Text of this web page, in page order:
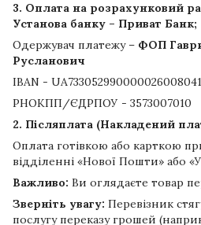
3. Оплата на розрахунковий
Установа банку – Приват Банк;
Одержувач платежу – ФОП
Русланович
IBAN -
РНОКПП/ЄДРПОУ - 3573007010
2. Післяплата (Накладений
Оплата готівкою або карткою
відділенні «Нової Пошти» або
Важливо: Ви оглядаєте товар
Зверніть увагу: Перевізник
послугу переказу грошей